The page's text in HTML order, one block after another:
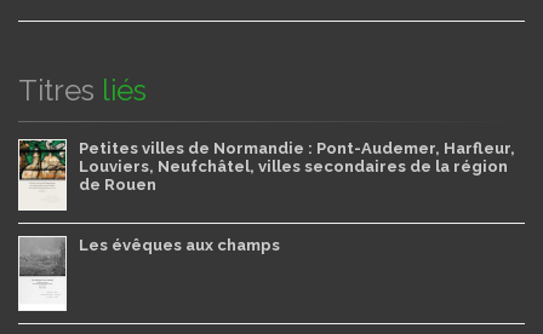
Titres liés
Petites villes de Normandie : Pont-Audemer, Harfleur,
Louviers, Neufchâtel, villes secondaires de la région
de Rouen
Les évêques aux champs